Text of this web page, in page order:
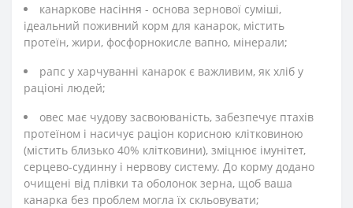
канаркове насіння - основа зернової суміші,
ідеальний поживний корм для канарок, містить
протеїн, жири, фосфорнокисле вапно, мінерали;
рапс у харчуванні канарок є важливим, як хліб у
раціоні людей;
овес має чудову засвоюваність, забезпечує птахів
протеїном і насичує раціон корисною клітковиною
(містить близько 40% клітковини), зміцнює імунітет,
серцево-судинну і нервову систему. До корму додано
очищені від плівки та оболонок зерна, щоб ваша
канарка без проблем могла їх скльовувати;